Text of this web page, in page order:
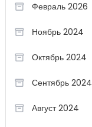
Февраль 2026
Ноябрь 2024
Октябрь 2024
Сентябрь 2024
Август 2024